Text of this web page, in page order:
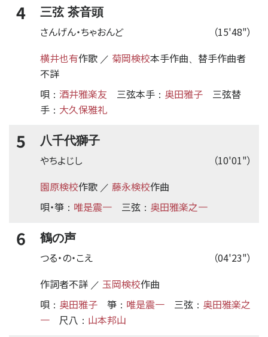
4 三弦 茶音頭
（15'48"）
さんげん・ちゃおんど
横井也有作歌 ／ 菊岡検校本手作曲 替手作曲者
不詳
唄 ： 酒井雅楽友 三弦本手 ： 奥田雅子
三弦替
手 ： 大久保雅礼
5 八千代獅子
（10'01"）
やちよじし
園原検校作歌 ／ 藤永検校作曲
唄・箏 ： 唯是震一 三弦 ： 奥田雅楽之一
6 鶴の声
（04'23"）
つる・の・こえ
作詞者不詳 ／ 玉岡検校作曲
唄 ： 奥田雅子 箏 ： 唯是震一 三弦 ： 奥田雅楽之
一
尺八 ： 山本邦山